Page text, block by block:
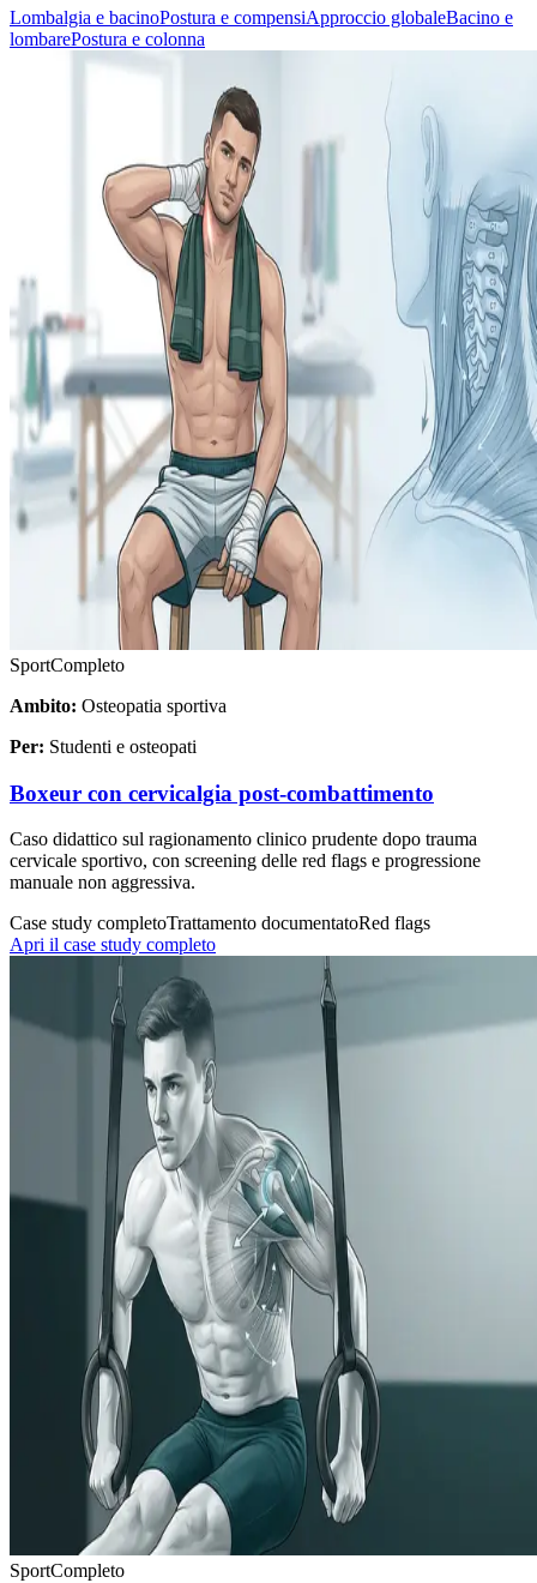
Lombalgia e bacinoPostura e compensiApproccio globaleBacino e
lombarePostura e colonna
SportCompleto
Ambito: Osteopatia sportiva
Per: Studenti e osteopati
Boxeur con cervicalgia post-combattimento
Caso didattico sul ragionamento clinico prudente dopo trauma
cervicale sportivo, con screening delle red flags e progressione
manuale non aggressiva.
Case study completoTrattamento documentatoRed flags
Apri il case study completo
SportCompleto